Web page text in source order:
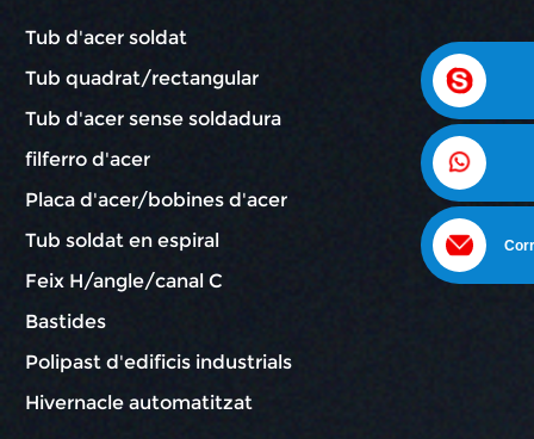
Tub d'acer soldat
Tub quadrat/rectangular
Tub d'acer sense soldadura
filferro d'acer
Placa d'acer/bobines d'acer
Tub soldat en espiral
Feix H/angle/canal C
Bastides
Polipast d'edificis industrials
Hivernacle automatitzat